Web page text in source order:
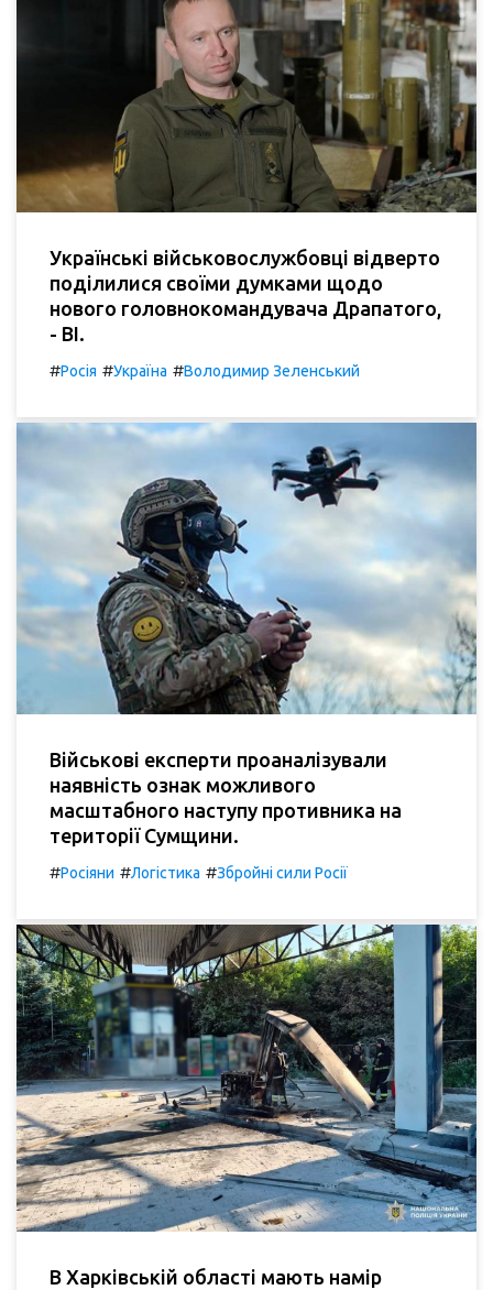
Українські військовослужбовці відверто
поділилися своїми думками щодо
нового головнокомандувача Драпатого,
- BI.
#Росія #Україна #Володимир Зеленський
Військові експерти проаналізували
наявність ознак можливого
масштабного наступу противника на
території Сумщини.
#Росіяни #Логістика #Збройні сили Росії
В Харківській області мають намір